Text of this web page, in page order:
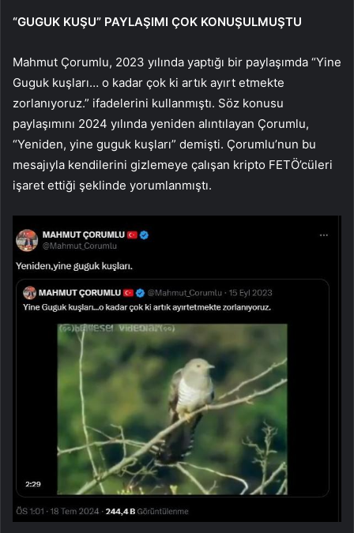
“GUGUK KUŞU” PAYLAŞIMI ÇOK KONUŞULMUŞTU
Mahmut Çorumlu, 2023 yılında yaptığı bir paylaşımda “Yine
Guguk kuşları… o kadar çok ki artık ayırt etmekte
zorlanıyoruz.” ifadelerini kullanmıştı. Söz konusu
paylaşımını 2024 yılında yeniden alıntılayan Çorumlu,
“Yeniden, yine guguk kuşları” demişti. Çorumlu’nun bu
mesajıyla kendilerini gizlemeye çalışan kripto FETÖ’cüleri
işaret ettiği şeklinde yorumlanmıştı.